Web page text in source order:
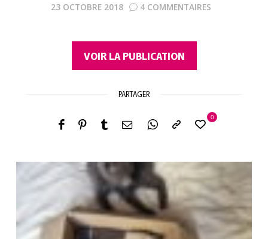
23 OCTOBRE 2018 4 COMMENTAIRES
VOIR LA PUBLICATION
PARTAGER
0